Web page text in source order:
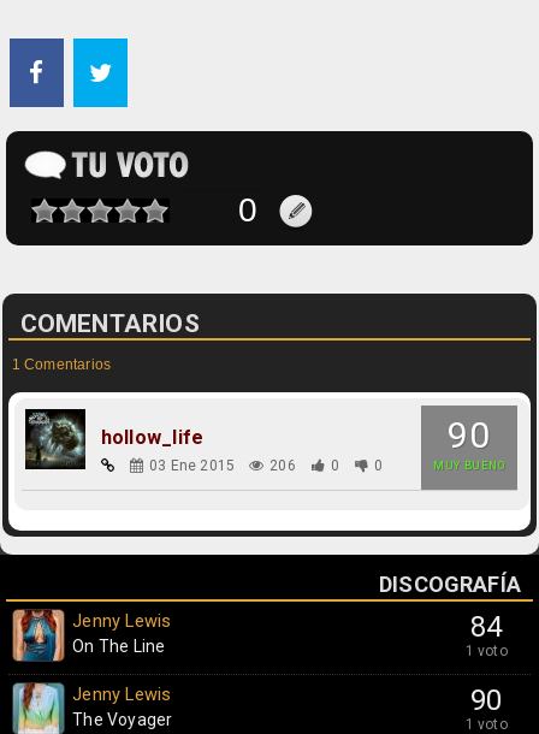
COMENTARIOS
1 Comentarios
90
MUY BUENO
hollow_life
03 Ene 2015 206 0 0
DISCOGRAFÍA
84
1 voto
Jenny Lewis
On The Line
90
1 voto
Jenny Lewis
The Voyager